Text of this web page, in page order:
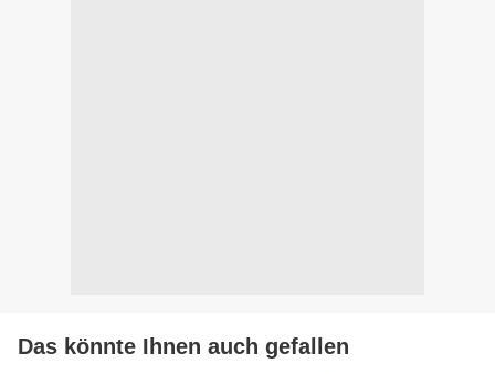
Das könnte Ihnen auch gefallen